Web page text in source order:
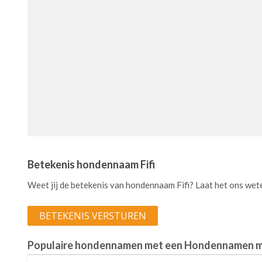
Betekenis hondennaam Fifi
Weet jij de betekenis van hondennaam Fifi? Laat het ons
BETEKENIS VERSTUREN
Populaire hondennamen met een Hondennamen